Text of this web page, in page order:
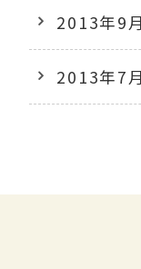
2013年9月
2013年7月